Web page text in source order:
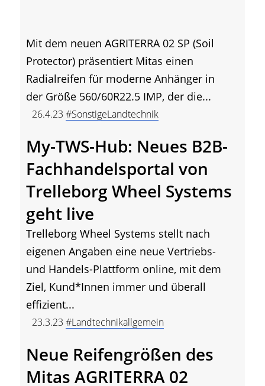
Mit dem neuen AGRITERRA 02 SP (Soil
Protector) präsentiert Mitas einen
Radialreifen für moderne Anhänger in
der Größe 560/60R22.5 IMP, der die...
26.4.23 #SonstigeLandtechnik
My-TWS-Hub: Neues B2B-
Fachhandelsportal von
Trelleborg Wheel Systems
geht live
Trelleborg Wheel Systems stellt nach
eigenen Angaben eine neue Vertriebs-
und Handels-Plattform online, mit dem
Ziel, Kund*Innen immer und überall
effizient...
23.3.23 #Landtechnikallgemein
Neue Reifengrößen des
Mitas AGRITERRA 02